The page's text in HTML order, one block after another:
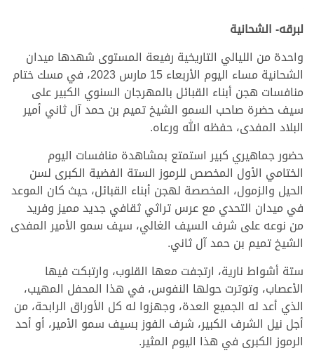
لبرقه- الشحانية
واحدة من الليالي التاريخية رفيعة المستوى شهدها ميدان
الشحانية مساء اليوم الأربعاء 15 مارس 2023، في مسك ختام
منافسات هجن أبناء القبائل بالمهرجان السنوي الكبير على
سيف حضرة صاحب السمو الشيخ تميم بن حمد آل ثاني أمير
البلاد المفدى، حفظه الله ورعاه.
حضور جماهيري كبير استمتع بمشاهدة منافسات اليوم
الختامي الأول المخصص للرموز الستة الفضية الكبرى لسن
الحيل والزمول، المخصصة لهجن أبناء القبائل، حيث كان الموعد
في ميدان التحدي مع عرس تراثي ثقافي جديد مميز وفريد
من نوعه على شرف السيف الغالي، سيف سمو الأمير المفدى
الشيخ تميم بن حمد آل ثاني.
ستة أشواط نارية، ارتجفت معها القلوب، وارتبكت فيها
الأعصاب، وتوترت حولها النفوس، في هذا المحفل المهيب،
الذي أعد له الجميع العدة، وجهزوا له كل الأوراق الرابحة، من
أجل نيل الشرف الكبير، شرف الفوز بسيف سمو الأمير، أو أحد
الرموز الكبرى في هذا اليوم المثير.